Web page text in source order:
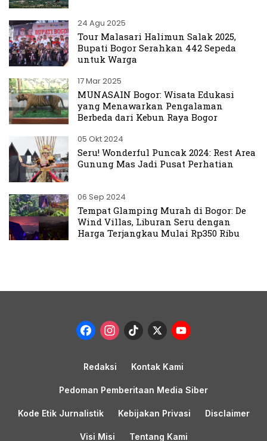
24 Agu 2025
Tour Malasari Halimun Salak 2025,
Bupati Bogor Serahkan 442 Sepeda
untuk Warga
17 Mar 2025
MUNASAIN Bogor: Wisata Edukasi
yang Menawarkan Pengalaman
Berbeda dari Kebun Raya Bogor
05 Okt 2024
Seru! Wonderful Puncak 2024: Rest Area
Gunung Mas Jadi Pusat Perhatian
06 Sep 2024
Tempat Glamping Murah di Bogor: De
Wind Villas, Liburan Seru dengan
Harga Terjangkau Mulai Rp350 Ribu
Facebook
Instagram
TikTok
X
Redaksi Kontak Kami
Pedoman Pemberitaan Media Siber
Kode Etik Jurnalistik Kebijakan Privasi Disclaimer
Visi Misi Tentang Kami